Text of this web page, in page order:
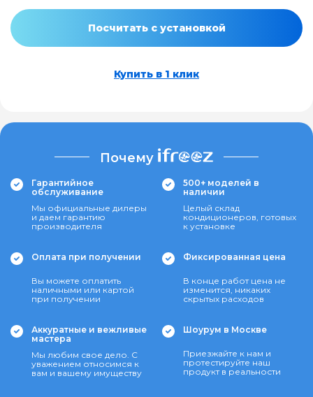
Посчитать с установкой
Купить в 1 клик
Почему
Гарантийное
обслуживание
Мы официальные дилеры
и даем гарантию
производителя
500+ моделей в
наличии
Целый склад
кондиционеров, готовых
к установке
Оплата при получении
Вы можете оплатить
наличными или картой
при получении
Фиксированная цена
В конце работ цена не
изменится, никаких
скрытых расходов
Аккуратные и вежливые
мастера
Мы любим свое дело. С
уважением относимся к
вам и вашему имуществу
Шоурум в Москве
Приезжайте к нам и
протестируйте наш
продукт в реальности